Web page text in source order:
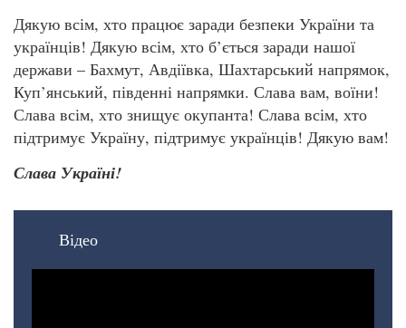
Дякую всім, хто працює заради безпеки України та
українців! Дякую всім, хто б’ється заради нашої
держави – Бахмут, Авдіївка, Шахтарський напрямок,
Куп’янський, південні напрямки. Слава вам, воїни!
Слава всім, хто знищує окупанта! Слава всім, хто
підтримує Україну, підтримує українців! Дякую вам!
Слава Україні!
Відео